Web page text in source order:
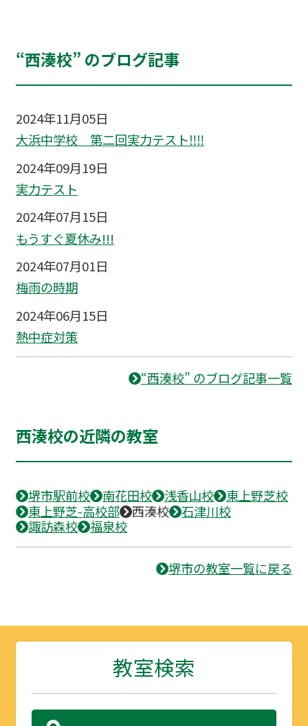
“西湊校” のブログ記事
2024年11月05日
大浜中学校 第二回実力テスト‼‼
2024年09月19日
実力テスト
2024年07月15日
もうすぐ夏休み!!!
2024年07月01日
梅雨の時期
2024年06月15日
熱中症対策
“西湊校” のブログ記事一覧
西湊校の近隣の教室
堺市駅前校 南花田校 浅香山校
東上野芝校
東上野芝-高校部
西湊校
石津川校
諏訪森校
福泉校
堺市の教室一覧に戻る
教室検索